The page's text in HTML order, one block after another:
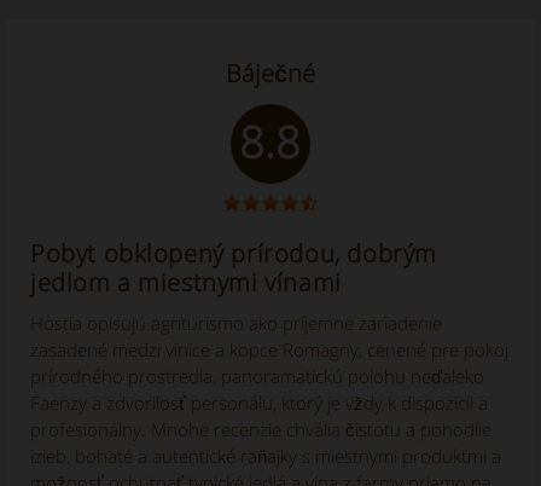
Báječné
8.8
Pobyt obklopený prírodou, dobrým
jedlom a miestnymi vínami
Hostia opisujú agriturismo ako príjemné zariadenie
zasadené medzi vinice a kopce Romagny, cenené pre pokoj
prírodného prostredia, panoramatickú polohu neďaleko
Faenzy a zdvorilosť personálu, ktorý je vždy k dispozícii a
profesionálny. Mnohé recenzie chvália čistotu a pohodlie
izieb, bohaté a autentické raňajky s miestnymi produktmi a